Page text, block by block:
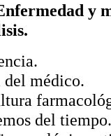
y
médico.
del tiempo.